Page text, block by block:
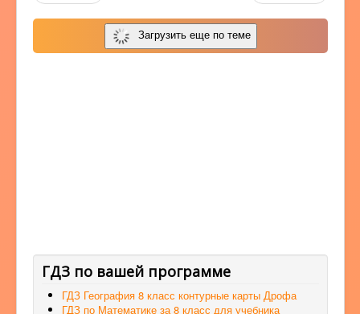
Загрузить еще по теме
ГДЗ по вашей программе
ГДЗ География 8 класс контурные карты Дрофа
ГДЗ по Математике за 8 класс для учебника